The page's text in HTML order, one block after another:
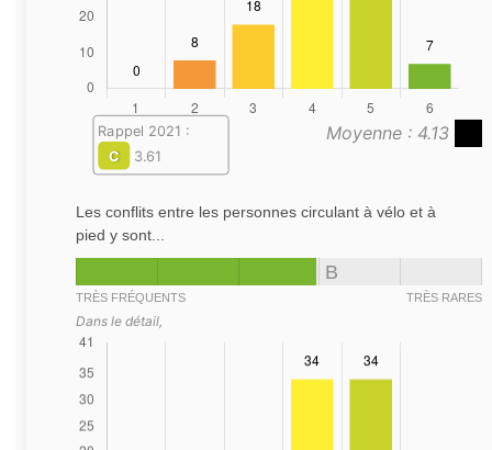
Moyenne : 4.13
Rappel 2021 :
C
3.61
Les conflits entre les personnes circulant à vélo et à
pied y sont...
B
TRÈS FRÉQUENTS TRÈS RARES
Dans le détail,